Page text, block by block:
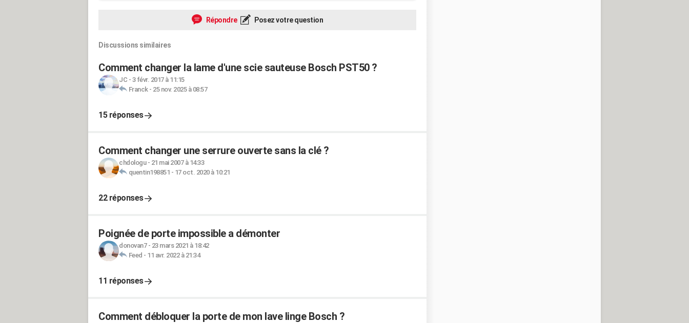
Répondre Posez votre question
Discussions similaires
Comment changer la lame d'une scie sauteuse Bosch PST50 ?
JC - 3 févr. 2017 à 11:15
Franck- 25 nov. 2025 à 08:57
15 réponses
Comment changer une serrure ouverte sans la clé ?
chdologu- 21 mai 2007 à 14:33
quentin198851 - 17 oct. 2020 à 10:21
22 réponses
Poignée de porte impossible a démonter
donovan7- 23 mars 2021 à 18:42
Feed - 11 avr. 2022 à 21:34
11 réponses
Comment débloquer la porte de mon lave linge Bosch ?